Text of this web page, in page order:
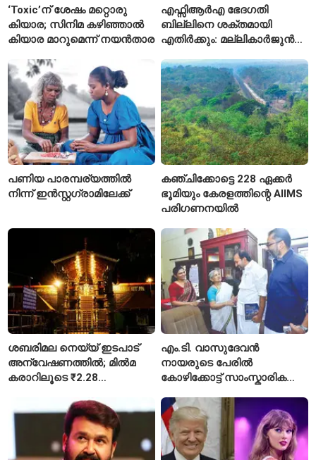
‘Toxic’ന് ശേഷം മറ്റൊരു
കിയാര; സിനിമ കഴിഞ്ഞാൽ
കിയാര മാറുമെന്ന് നയൻതാര
എഫ്സിആർഎ ഭേദഗതി
ബില്ലിനെ ശക്തമായി
എതിർക്കും: മല്ലികാർജുൻ
പണിയ പാരമ്പര്യത്തിൽ
നിന്ന് ഇൻസ്റ്റഗ്രാമിലേക്ക്
കഞ്ചിക്കോട്ടെ 228 ഏക്കർ
ഭൂമിയും കേരളത്തിന്റെ AIIMS
പരിഗണനയിൽ
ശബരിമല നെയ്യ് ഇടപാട്
അന്വേഷണത്തിൽ; മിൽമ
കരാറിലൂടെ ₹2.28
എഫ്ഐആർ
എം.ടി. വാസുദേവൻ
നായരുടെ പേരിൽ
കോഴിക്കോട്ട് സാംസ്കാരിക
പ്രവർത്തനങ്ങൾക്ക് ₹50
കോടി